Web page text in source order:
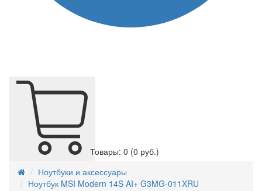
Товары: 0 (0 руб.)
Ноутбуки и аксессуары
Ноутбук MSI Modern 14S AI+ G3MG-011XRU